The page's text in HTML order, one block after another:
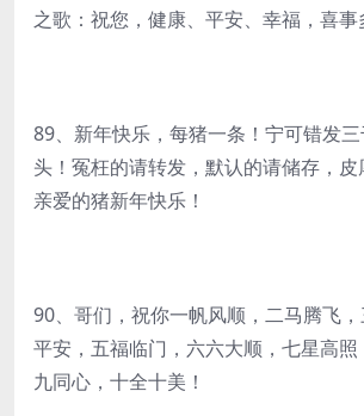
之歌：祝您，健康、平安、幸福，喜事
89、新年快乐，每猪一条！宁可错发
头！冤枉的请转发，默认的请储存，
亲爱的猪新年快乐！
90、哥们，祝你一帆风顺，二马腾飞
平安，五福临门，六六大顺，七星高
九同心，十全十美！